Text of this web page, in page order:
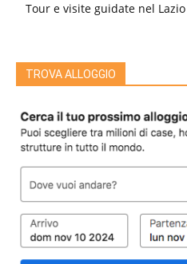
Tour e visite guidate nel Lazio
TROVA ALLOGGIO